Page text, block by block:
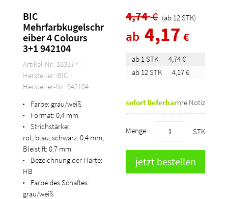
BIC
Mehrfarbkugelschr
eiber 4 Colours
3+1 942104
Artikel-Nr.: 183377
Hersteller: BIC
Hersteller-Nr.: 942104
• Farbe: grau/weiß
• Format:0,4 mm
•
Strichstärke:
rot, blau, schwarz: 0,4 mm,
Bleistift: 0,7 mm
•
Bezeichnung der Härte:
HB
•
Farbe des Schaftes:
grau/weiß
4,74€ (ab 12 STK)
ab 4,17 €
ab 1 STK
4,74 €
ab 12 STK
4,17 €
sofort lieferbarIhre Notiz
Menge: STK